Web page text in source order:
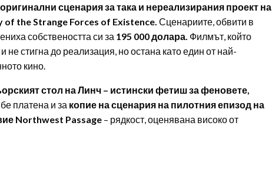
сценария за така и нереализирания проект на
the Strange Forces of Existence. Сценариите, обвити в
собствеността си за 195 000 долара. Филмът, който
стигна до реализация, но остана като един от най-
кино.
стол на Линч – истински фетиш за феновете,
платена и за копие на сценария на пилотния епизод на
Northwest Passage – рядкост, оценявана високо от